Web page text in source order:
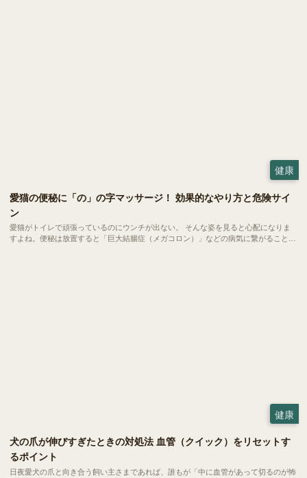
健康
愛猫の便秘に「の」の字マッサージ！ 効果的なやり方と危険サイ
ン
愛猫がトイレで頑張っているのにウンチが出ない。 そんな姿を見ると心配になりま
すよね。便秘は放置すると「巨大結腸症（メガコロン）」などの病気に繋がること
健康
犬の爪が伸びすぎたときの対処法 血管（クイック）をリセットす
るポイント
日夜愛犬の爪と向き合う飼い主さまであれば、誰もが「中に血管があって切るのが怖